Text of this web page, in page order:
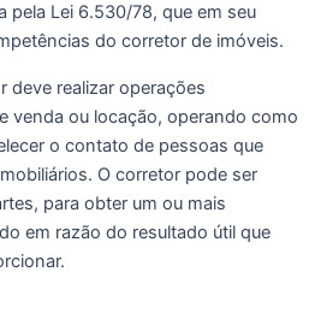
pela Lei 6.530/78, que em seu
do corretor de imóveis.
deve realizar operações
venda ou locação, operando como
o contato de pessoas que
O corretor pode ser
para obter um ou mais
em razão do resultado útil que